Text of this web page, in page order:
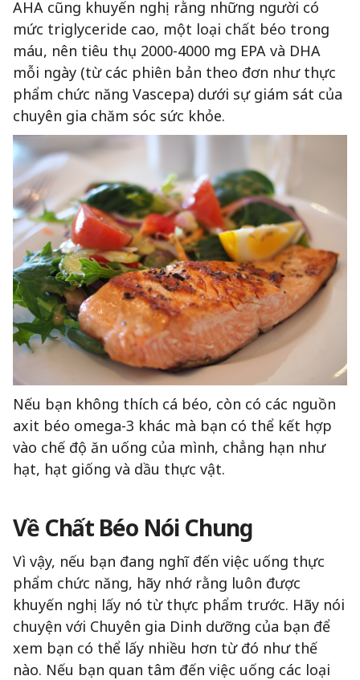
AHA cũng khuyến nghị rằng những người có
mức triglyceride cao, một loại chất béo trong
máu, nên tiêu thụ 2000-4000 mg EPA và DHA
mỗi ngày (từ các phiên bản theo đơn như thực
phẩm chức năng Vascepa) dưới sự giám sát của
chuyên gia chăm sóc sức khỏe.
Nếu bạn không thích cá béo, còn có các nguồn
axit béo omega-3 khác mà bạn có thể kết hợp
vào chế độ ăn uống của mình, chẳng hạn như
hạt, hạt giống và dầu thực vật.
Về Chất Béo Nói Chung
Vì vậy, nếu bạn đang nghĩ đến việc uống thực
phẩm chức năng, hãy nhớ rằng luôn được
khuyến nghị lấy nó từ thực phẩm trước. Hãy nói
chuyện với Chuyên gia Dinh dưỡng của bạn để
xem bạn có thể lấy nhiều hơn từ đó như thế
nào. Nếu bạn quan tâm đến việc uống các loại